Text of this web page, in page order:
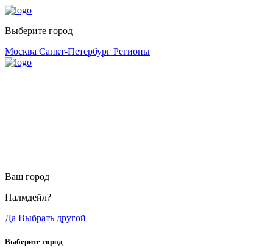
Выберите город
Москва Санкт-Петербург Регионы
Ваш город
Палмдейл?
Да Выбрать другой
Выберите город